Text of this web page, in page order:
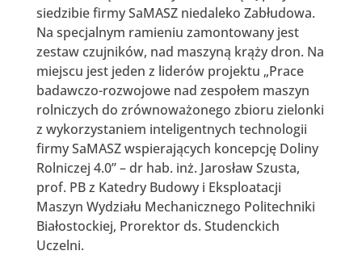
siedzibie firmy SaMASZ niedaleko Zabłudowa.
Na specjalnym ramieniu zamontowany jest
zestaw czujników, nad maszyną krąży dron. Na
miejscu jest jeden z liderów projektu „Prace
badawczo-rozwojowe nad zespołem maszyn
rolniczych do zrównoważonego zbioru zielonki
z wykorzystaniem inteligentnych technologii
firmy SaMASZ wspierających koncepcję Doliny
Rolniczej 4.0” – dr hab. inż. Jarosław Szusta,
prof. PB z Katedry Budowy i Eksploatacji
Maszyn Wydziału Mechanicznego Politechniki
Białostockiej, Prorektor ds. Studenckich
Uczelni.